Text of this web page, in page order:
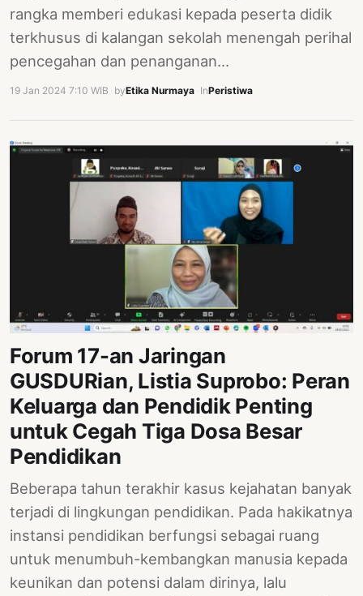
rangka memberi edukasi kepada peserta didik
terkhusus di kalangan sekolah menengah perihal
pencegahan dan penanganan…
19 Jan 2024 7:10 WIB byEtika Nurmaya InPeristiwa
Forum 17-an Jaringan
GUSDURian, Listia Suprobo: Peran
Keluarga dan Pendidik Penting
untuk Cegah Tiga Dosa Besar
Pendidikan
Beberapa tahun terakhir kasus kejahatan banyak
terjadi di lingkungan pendidikan. Pada hakikatnya
instansi pendidikan berfungsi sebagai ruang
untuk menumbuh-kembangkan manusia kepada
keunikan dan potensi dalam dirinya, lalu